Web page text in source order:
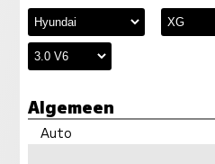
Algemeen
Auto